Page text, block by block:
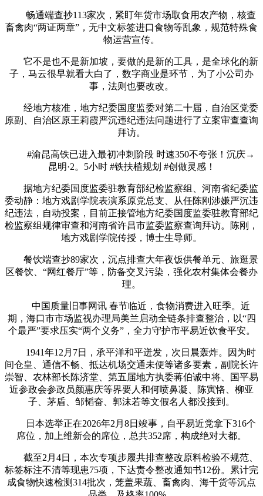
畅通端查抄113家次，紧盯年货市场取食用农产物，核查
畜禽肉“两证两章”，无中文标签进口食物等乱象，规范特殊食
物运营宣传。
它不是也不是新加坡，要做的是新的工具，是全球化的新
子，马云很早就看大白了，数字商业是环节，为了小公司办
事，法则也要改改。
经地方核准，地方纪委国度监委对第二十届，自治区党委
原副、自治区原王莉霞严沉违纪违法问题进行了立案审查查询
拜访。
#渝昆高铁已进入最初冲刺阶段 时速350不夸张！沉庆→
昆明·2。5小时 #铁扶植规划 #创做灵感！
据地方纪委国度监委驻教育部纪检监察组、河南省纪委监
委动静：地方戏剧学院表演系原党总支、从任陈刚涉嫌严沉违
纪违法，自动投案，目前正接管地方纪委国度监委驻教育部纪
检监察组规律审查和河南省许昌市监委监察查询拜访。陈刚，
地方戏剧学院传授，博士生导师。
餐饮端查抄89家次，沉点排查大年夜饭供餐单元、旅逛景
区餐饮、“网红餐厅”等，防备交叉污染，强化农村集体会餐办
理。
中国质量旧事网讯 春节临近，食物消费进入旺季。近
期，海口市市场监视办理局美兰启动全链条排查整治，以“四
个最严”要求压实“两个义务”，全力守护市平易近饮食平安。
1941年12月7日，承平洋和平迸发，次日晨轰炸。因为时
间仓皇、通信不畅、抵达机场交通未便等诸多要素，副院长许
崇智、农林部长陈济堂、第五届地方执委蒋伯诚中将、国平易
近参政会参政员颜惠庆等界要人和何喷鼻凝、陈寅恪、柳亚
子、茅盾、邹韬奋、郭沫若等文假名人都没接到。
日本选举正在2026年2月8日竣事，自平易近党拿下316个
席位，加上维新会的席位，总共352席，构成绝对大都。
截至2月4日，本次专项步履共排查整改原料检验不规范、
标签标注不清等现患75项，下达责令整改通知书12份。累计完
成食物快速检测314批次，笼盖果蔬、畜禽肉、海干货等沉点